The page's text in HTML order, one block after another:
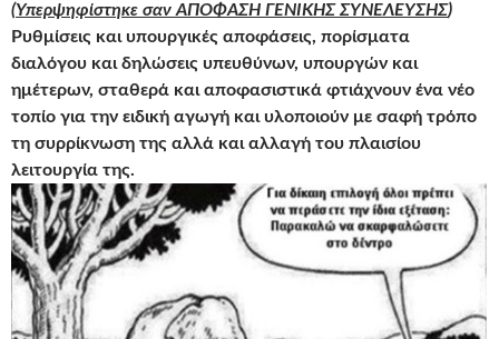
(Υπερψηφίστηκε σαν ΑΠΟΦΑΣΗ ΓΕΝΙΚΗΣ ΣΥΝΕΛΕΥΣΗΣ)
Ρυθμίσεις και υπουργικές αποφάσεις, πορίσματα
διαλόγου και δηλώσεις υπευθύνων, υπουργών και
ημέτερων, σταθερά και αποφασιστικά φτιάχνουν ένα νέο
τοπίο για την ειδική αγωγή και υλοποιούν με σαφή τρόπο
τη συρρίκνωση της αλλά και αλλαγή του πλαισίου
λειτουργία της.